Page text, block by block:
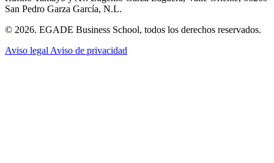
San Pedro Garza García, N.L.
© 2026. EGADE Business School, todos los derechos reservados.
Aviso legal Aviso de privacidad